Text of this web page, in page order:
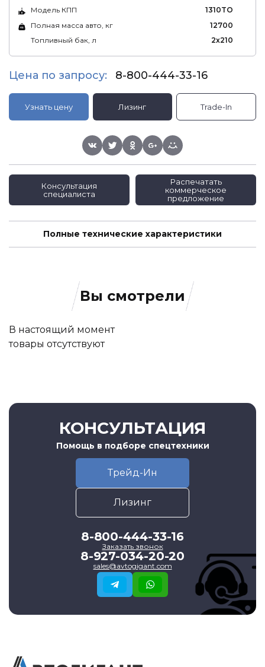
Модель КПП
1310TO
Полная масса авто, кг
12700
Топливный бак, л
2х210
Цена по запросу: 8-800-444-33-16
Узнать цену Лизинг Trade-In
Консультация
специалиста
Распечатать
коммерческое
предложение
Полные технические характеристики
Вы смотрели
В настоящий момент
товары отсутствуют
КОНСУЛЬТАЦИЯ
Помощь в подборе спецтехники
Трейд-Ин
Лизинг
8-800-444-33-16
Заказать звонок
8-927-034-20-20
sales@avtogigant.com